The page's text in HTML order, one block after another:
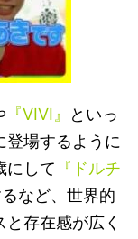
『VIVI』
といっ
登場するように
にして 『ドルチ
など、世界的
存在感が広く